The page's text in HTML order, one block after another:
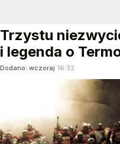
Trzystu
i legenda o
Dodano: wczoraj 16:32